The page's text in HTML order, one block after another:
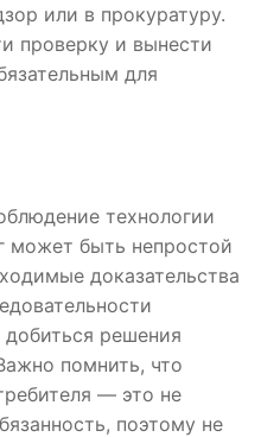
или в прокуратуру.
проверку и вынести
для
технологии
может быть непростой
доказательства
решения
помнить, что
— это не
поэтому не